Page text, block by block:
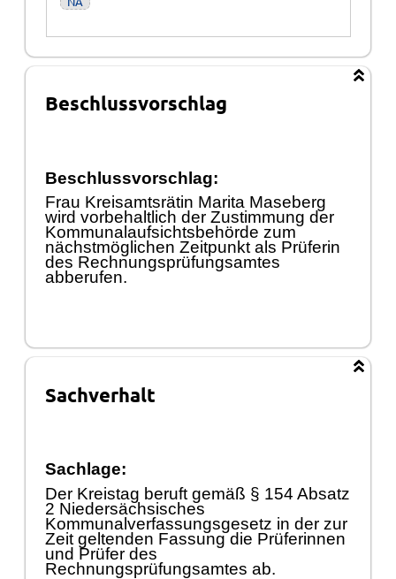
Beschlussvorschlag
Beschlussvorschlag:
Frau Kreisamtsrätin Marita Maseberg
wird vorbehaltlich der Zustimmung der
Kommunalaufsichtsbehörde zum
nächstmöglichen Zeitpunktals Prüferin
des Rechnungsprüfungsamtes
abberufen.
Sachverhalt
Sachlage:
Der Kreistag beruft gemäß § 154 Absatz
2 Niedersächsisches
Kommunalverfassungsgesetz in der zur
Zeit geltenden Fassung die Prüferinnen
und Prüfer des
Rechnungsprüfungsamtes ab.